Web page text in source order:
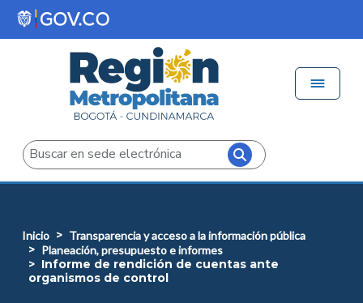
Pasar al contenido principal
Buscar
inicio
transparencia y acceso a la información pública
planeación, presupuesto e informes
informe de rendición de cuentas ante
organismos de control